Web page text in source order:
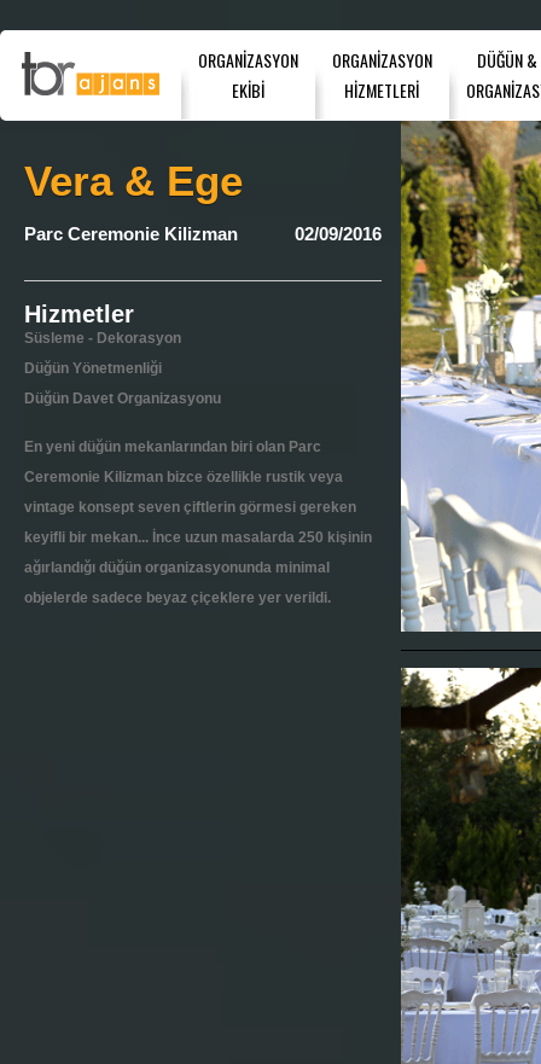
ORGANİZASYON
EKİBİ
ORGANİZASYON
HİZMETLERİ
DÜĞÜN
Vera & Ege
Parc Ceremonie Kilizman 02/09/2016
Hizmetler
Süsleme - Dekorasyon
Düğün Yönetmenliği
Düğün Davet Organizasyonu
En yeni düğün mekanlarından biri olan Parc
Ceremonie Kilizman bizce özellikle rustik veya
vintage konsept seven çiftlerin görmesi gereken
keyifli bir mekan... İnce uzun masalarda 250 kişinin
ağırlandığı düğün organizasyonunda minimal
objelerde sadece beyaz çiçeklere yer verildi.